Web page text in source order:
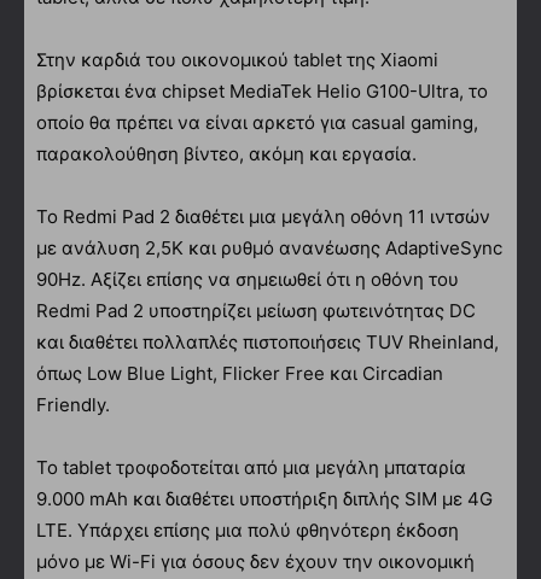
Στην καρδιά του οικονομικού tablet της Xiaomi
βρίσκεται ένα chipset MediaTek Helio G100-Ultra, το
οποίο θα πρέπει να είναι αρκετό για casual gaming,
παρακολούθηση βίντεο, ακόμη και εργασία.
Το Redmi Pad 2 διαθέτει μια μεγάλη οθόνη 11 ιντσών
με ανάλυση 2,5K και ρυθμό ανανέωσης AdaptiveSync
90Hz. Αξίζει επίσης να σημειωθεί ότι η οθόνη του
Redmi Pad 2 υποστηρίζει μείωση φωτεινότητας DC
και διαθέτει πολλαπλές πιστοποιήσεις TUV Rheinland,
όπως Low Blue Light, Flicker Free και Circadian
Friendly.
Το tablet τροφοδοτείται από μια μεγάλη μπαταρία
9.000 mAh και διαθέτει υποστήριξη διπλής SIM με 4G
LTE. Υπάρχει επίσης μια πολύ φθηνότερη έκδοση
μόνο με Wi-Fi για όσους δεν έχουν την οικονομική